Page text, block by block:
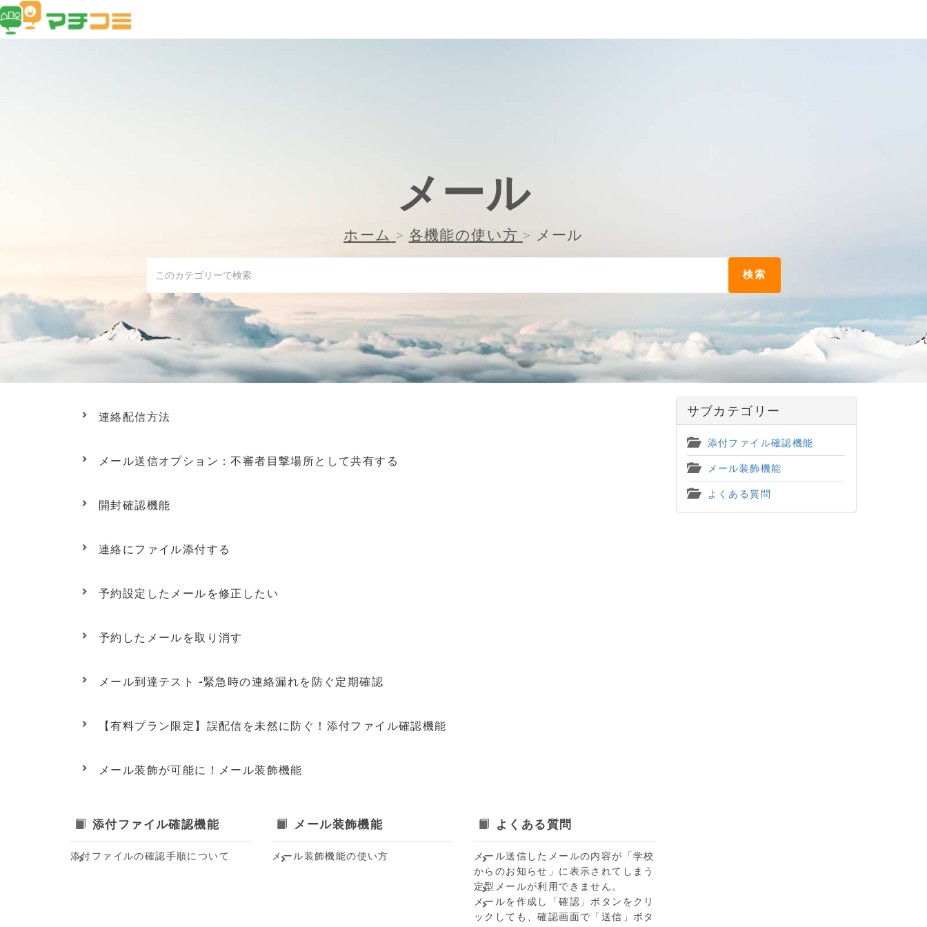
メール
ホーム > 各機能の使い方 > メール
連絡配信方法
メール送信オプション：不審者目撃場所として共有する
開封確認機能
連絡にファイル添付する
予約設定したメールを修正したい
予約したメールを取り消す
メール到達テスト -緊急時の連絡漏れを防ぐ定期確認
【有料プラン限定】誤配信を未然に防ぐ！添付ファイル確認機能
メール装飾が可能に！メール装飾機能
添付ファイル確認機能
添付ファイルの確認手順について
メール装飾機能
メール装飾機能の使い方
よくある質問
メール送信したメールの内容が「学校
からのお知らせ」に表示されてしまう
定型メールが利用できません。
メールを作成し「確認」ボタンをクリ
ックしても、確認画面で「送信」ボタ
サブカテゴリー
添付ファイル確認機能
メール装飾機能
よくある質問